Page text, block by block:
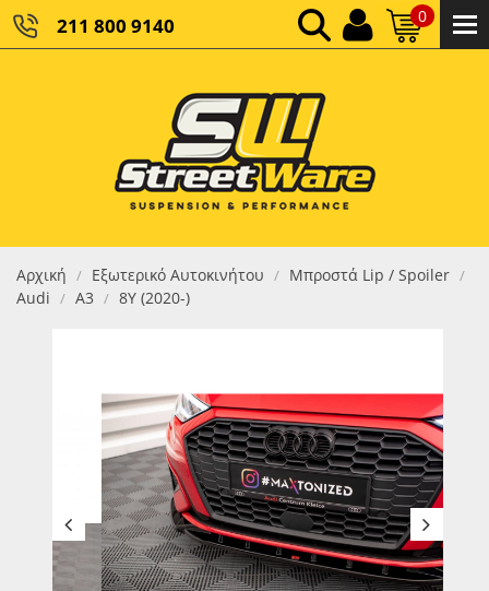
211 800 9140 0
ΚΑΘΑΡΌ ΣΎΝΟΛΟ:
ΤΕΛΙΚΌ ΣΎΝΟΛΟ:0,00 €
Αρχική / Εξωτερικό Αυτοκινήτου / Μπροστά Lip / Spoiler /
Audi / A3 / 8Y (2020-)